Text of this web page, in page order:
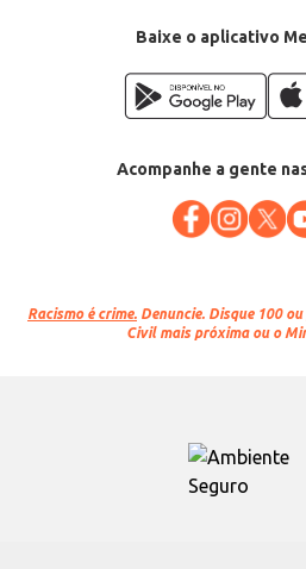
Baixe o aplicativo
Acompanhe a gente
Racismo é crime. Denuncie. Disque 100
Civil mais próxima ou o